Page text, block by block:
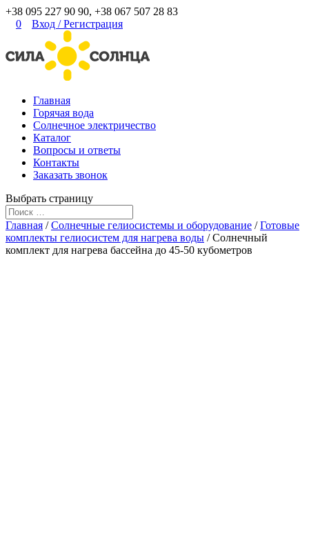
+38 095 227 90 90, +38 067 507 28 83
0
Вход /Регистрация
Главная
Горячая вода
Солнечное электричество
Каталог
Вопросы и ответы
Контакты
Заказать звонок
Выбрать страницу
Главная /Солнечные гелиосистемы и оборудование /Готовые
комплекты гелиосистем для нагрева воды / Солнечный
комплект для нагрева бассейна до 45-50 кубометров